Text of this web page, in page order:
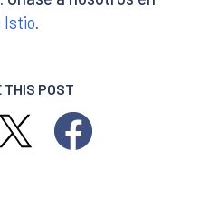
Istio.
THIS POST